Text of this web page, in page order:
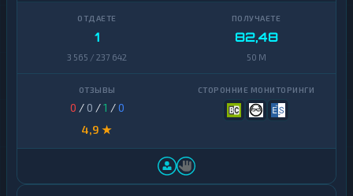
1
3 565 / 237 642
82,48
50 M
0 / 0 /1 /0
4,9 ★